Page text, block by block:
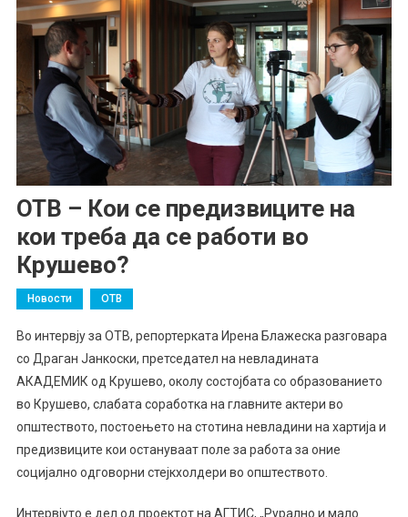
ОТВ – Кои се предизвиците на
кои треба да се работи во
Крушево?
Новости ОТВ
Во интервју за ОТВ, репортерката Ирена Блажеска разговара
со Драган Јанкоски, претседател на невладината
АКАДЕМИК од Крушево, околу состојбата со образованието
во Крушево, слабата соработка на главните актери во
општеството, постоењето на стотина невладини на хартија и
предизвиците кои остануваат поле за работа за оние
социјалнo одговорни стејкхолдери во општеството.
Интервјуто е дел од проектот на АГТИС, „Рурално и мало